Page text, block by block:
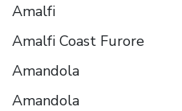
Amalfi
Amalfi Coast Furore
Amandola
Amandola